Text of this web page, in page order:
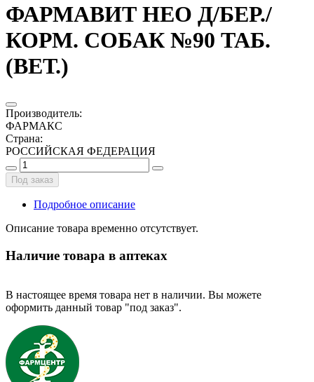
ФАРМАВИТ НЕО Д/БЕР./
КОРМ. СОБАК №90 ТАБ.
(ВЕТ.)
Производитель:
ФАРМАКС
Страна:
РОССИЙСКАЯ ФЕДЕРАЦИЯ
Под заказ
Подробное описание
Описание товара временно отсутствует.
Наличие товара в аптеках
В настоящее время товара нет в наличии. Вы можете
оформить данный товар "под заказ".